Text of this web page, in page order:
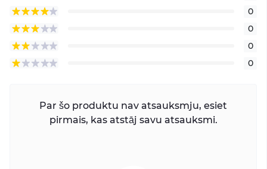
0
0
0
0
Par šo produktu nav atsauksmju, esiet
pirmais, kas atstāj savu atsauksmi.